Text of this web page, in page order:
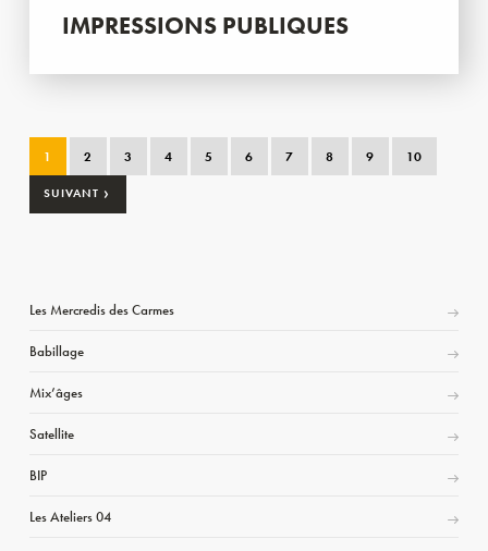
IMPRESSIONS PUBLIQUES
1 2 3 4 5 6 7 8 9 10
SUIVANT ›
Les Mercredis des Carmes
Babillage
Mix’âges
Satellite
BIP
Les Ateliers 04